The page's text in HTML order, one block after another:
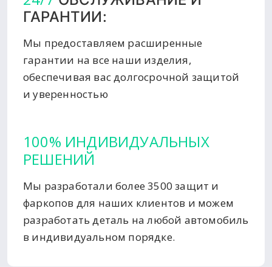
ГАРАНТИИ:
Мы предоставляем расширенные
гарантии на все наши изделия,
обеспечивая вас долгосрочной защитой
и уверенностью
100% ИНДИВИДУАЛЬНЫХ
РЕШЕНИЙ
Мы разработали более 3500 защит и
фаркопов для наших клиентов и можем
разработать деталь на любой автомобиль
в индивидуальном порядке.